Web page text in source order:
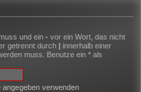
und ein - vor ein Wort, das nicht
getrennt durch | innerhalb einer
muss. Benutze ein * als
angegeben verwenden